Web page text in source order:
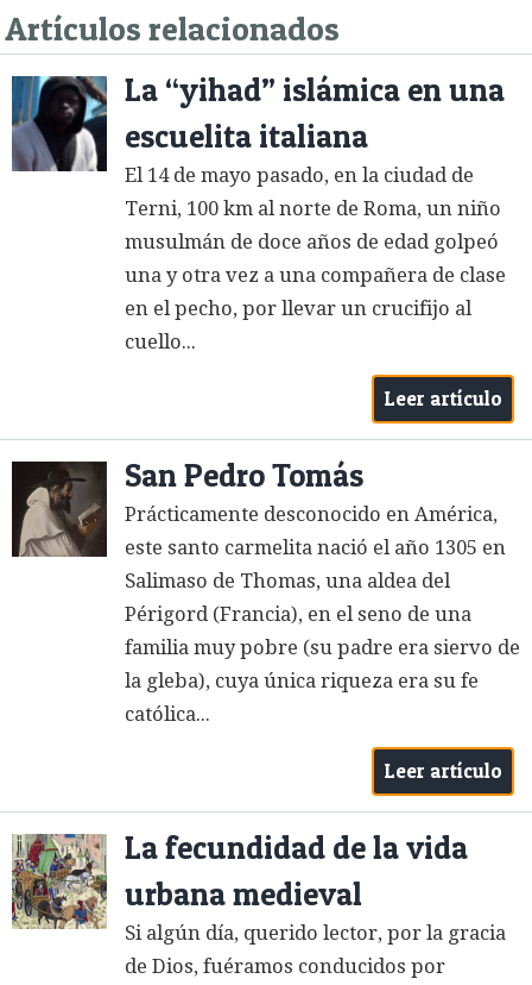
Artículos relacionados
La “yihad” islámica en una
escuelita italiana
El 14 de mayo pasado, en la ciudad de
Terni, 100 km al norte de Roma, un niño
musulmán de doce años de edad golpeó
una y otra vez a una compañera de clase
en el pecho, por llevar un crucifijo al
cuello...
Leer artículo
San Pedro Tomás
Prácticamente desconocido en América,
este santo carmelita nació el año 1305 en
Salimaso de Thomas, una aldea del
Périgord (Francia), en el seno de una
familia muy pobre (su padre era siervo de
la gleba), cuya única riqueza era su fe
católica...
Leer artículo
La fecundidad de la vida
urbana medieval
Si algún día, querido lector, por la gracia
de Dios, fuéramos conducidos por